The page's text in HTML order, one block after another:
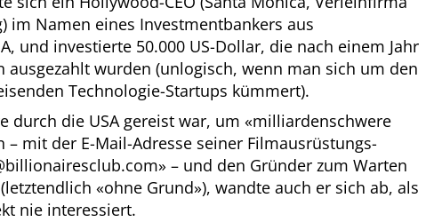
im Namen eines Investmentbankers aus
und investierte 50.000 US-Dollar, die nach einem Jahr
ausgezahlt wurden (unlogisch, wenn man sich um den
Technologie-Startups kümmert).
durch die USA gereist war, um
milliardenschwere
– mit der E-Mail-Adresse seiner Filmausrüstungs-
– und den Gründer zum Warten
ohne Grund ), wandte auch er sich ab, als
nie interessiert.